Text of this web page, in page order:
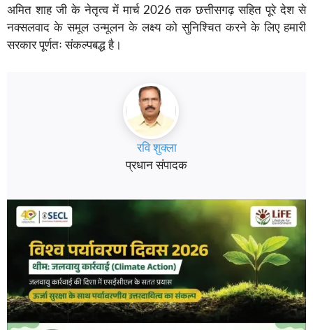
अमित शाह जी के नेतृत्व में मार्च 2026 तक छत्तीसगढ़ सहित पूरे देश से
नक्सलवाद के समूल उन्मूलन के लक्ष्य को सुनिश्चित करने के लिए हमारी
सरकार पूर्णतः संकल्पबद्ध है।
रवि शुक्ला
प्रधान संपादक